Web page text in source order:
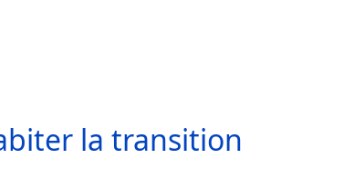
la transition